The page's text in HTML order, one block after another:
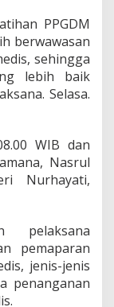
PPGDM
berwawasan
sehingga
lebih baik
Selasa.
WIB dan
Nasrul
Nurhayati,
pelaksana
pemaparan
jenis-jenis
penanganan